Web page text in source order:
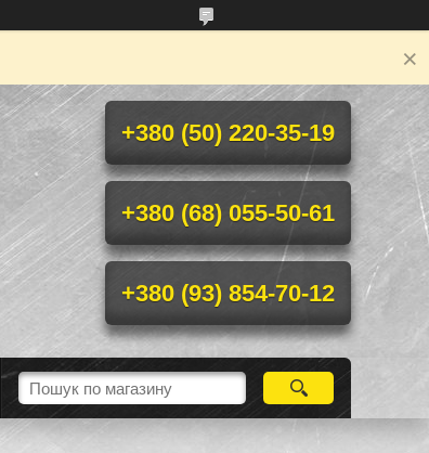
+380 (50) 220-35-19
+380 (68) 055-50-61
+380 (93) 854-70-12